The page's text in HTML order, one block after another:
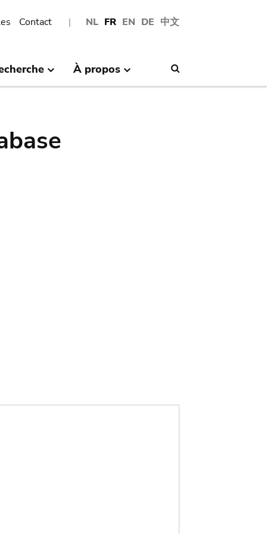
NL FR EN DE 中文
Contact
À propos